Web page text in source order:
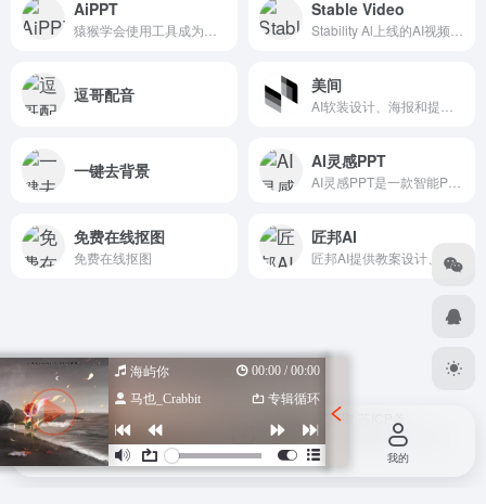
AiPPT Stable Video
逗哥配音 美间
一键去背景 AI灵感PPT
免费在线抠图
免费在线抠图
匠邦AI
匠邦AI提供教案设计、课题报告指导、论文查重降重等强大功能，助力教育工作者提升教学质量，减轻学术负担。
Copyright © 2026 设计导航汇总-优质设计资源一站式获取
2022047798号
苏公网安备 32080102000318号 OneNav强力驱动
海屿你
00:00 / 00:00
马也_Crabbit
专辑循环
首页 投稿 我的